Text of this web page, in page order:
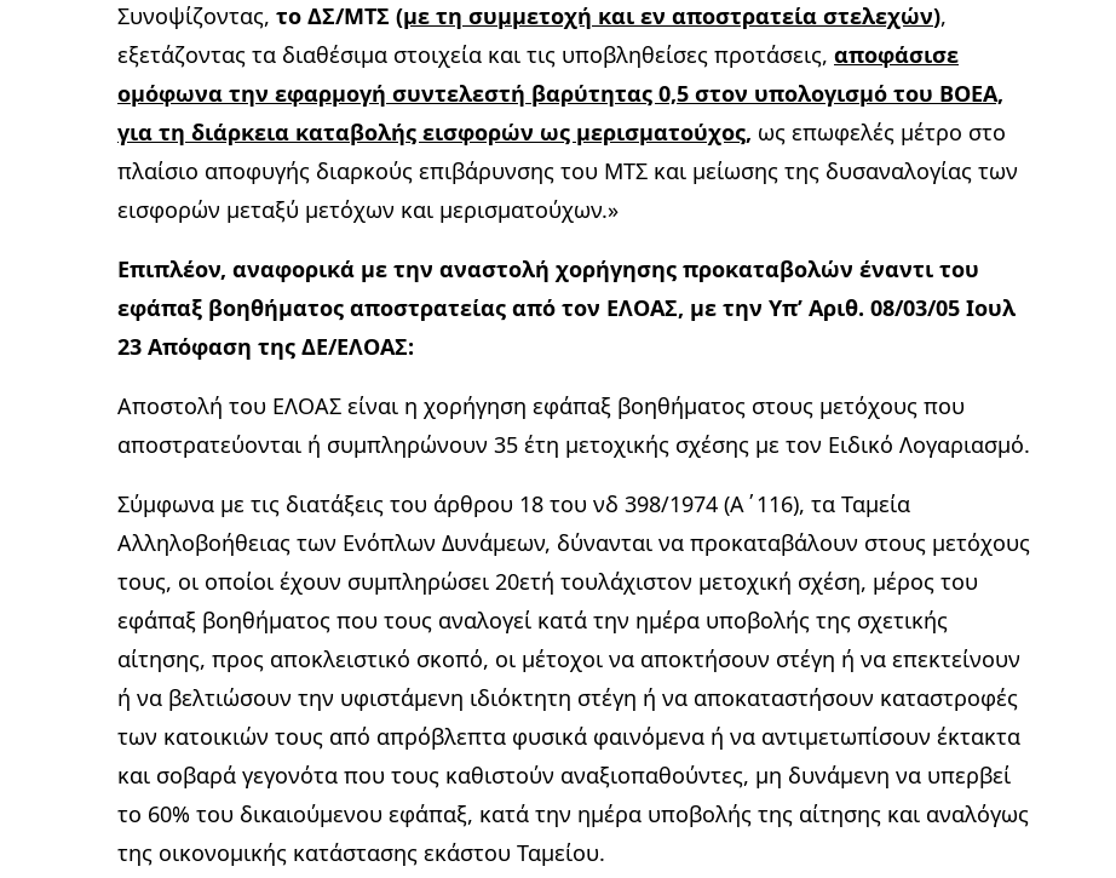
Συνοψίζοντας, το ΔΣ/ΜΤΣ (με τη συμμετοχή και εν αποστρατεία στελεχών),
εξετάζοντας τα διαθέσιμα στοιχεία και τις υποβληθείσες προτάσεις, αποφάσισε
ομόφωνα την εφαρμογή συντελεστή βαρύτητας 0,5 στον υπολογισμό του ΒΟΕΑ,
για τη διάρκεια καταβολής εισφορών ως μερισματούχος, ως επωφελές μέτρο στο
πλαίσιο αποφυγής διαρκούς επιβάρυνσης του ΜΤΣ και μείωσης της δυσαναλογίας των
εισφορών μεταξύ μετόχων και μερισματούχων.»
Επιπλέον, αναφορικά με την αναστολή χορήγησης προκαταβολών έναντι του
εφάπαξ βοηθήματος αποστρατείας από τον ΕΛΟΑΣ, με την Υπ’ Αριθ. 08/03/05 Ιουλ
23 Απόφαση της ΔΕ/ΕΛΟΑΣ:
Αποστολή του ΕΛΟΑΣ είναι η χορήγηση εφάπαξ βοηθήματος στους μετόχους που
αποστρατεύονται ή συμπληρώνουν 35 έτη μετοχικής σχέσης με τον Ειδικό Λογαριασμό.
Σύμφωνα με τις διατάξεις του άρθρου 18 του νδ 398/1974 (Α΄116), τα Ταμεία
Αλληλοβοήθειας των Ενόπλων Δυνάμεων, δύνανται να προκαταβάλουν στους μετόχους
τους, οι οποίοι έχουν συμπληρώσει 20ετή τουλάχιστον μετοχική σχέση, μέρος του
εφάπαξ βοηθήματος που τους αναλογεί κατά την ημέρα υποβολής της σχετικής
αίτησης, προς αποκλειστικό σκοπό, οι μέτοχοι να αποκτήσουν στέγη ή να επεκτείνουν
ή να βελτιώσουν την υφιστάμενη ιδιόκτητη στέγη ή να αποκαταστήσουν καταστροφές
των κατοικιών τους από απρόβλεπτα φυσικά φαινόμενα ή να αντιμετωπίσουν έκτακτα
και σοβαρά γεγονότα που τους καθιστούν αναξιοπαθούντες, μη δυνάμενη να υπερβεί
το 60% του δικαιούμενου εφάπαξ, κατά την ημέρα υποβολής της αίτησης και αναλόγως
της οικονομικής κατάστασης εκάστου Ταμείου.